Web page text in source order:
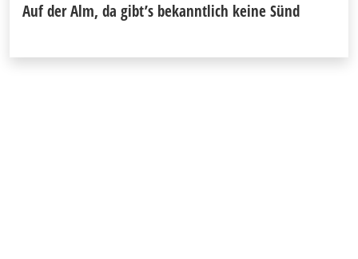
Auf der Alm, da gibt’s bekanntlich keine Sünd